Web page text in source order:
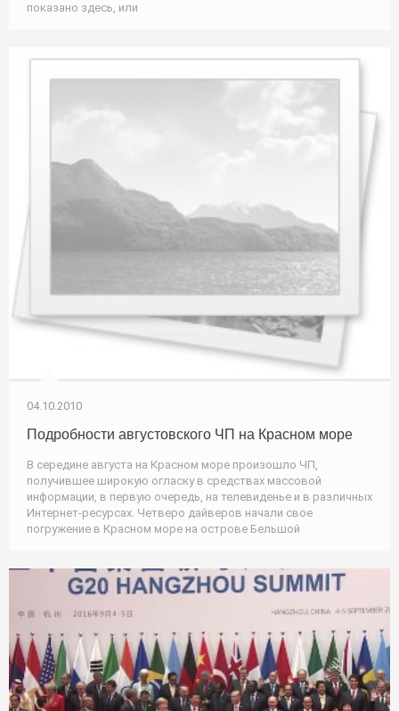
показано здесь, или
04.10.2010
Подробности августовского ЧП на Красном море
В середине августа на Красном море произошло ЧП,
получившее широкую огласку в средствах массовой
информации, в первую очередь, на телевиденье и в различных
Интернет-ресурсах. Четверо дайверов начали свое
погружение в Красном море на острове Бельшой